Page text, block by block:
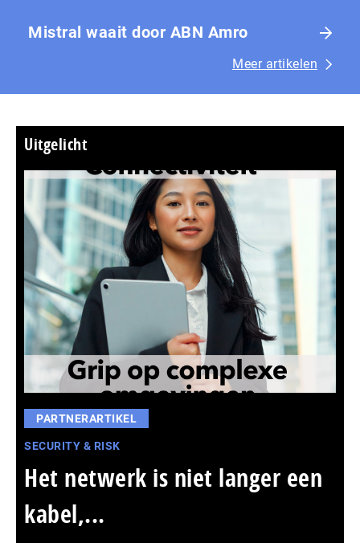
Mistral waait door ABN Amro
Meer artikelen
Uitgelicht
PARTNERARTIKEL
SECURITY & RISK
Het netwerk is niet langer een
kabel,...